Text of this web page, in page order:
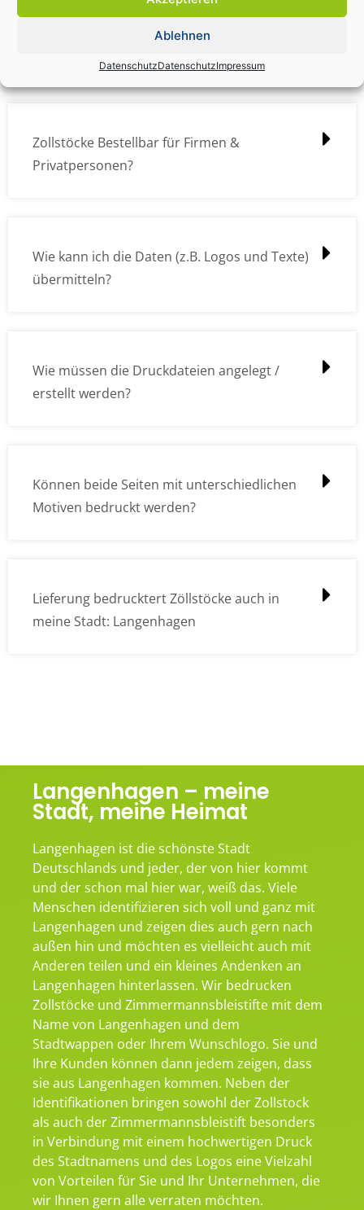
Ablehnen
DatenschutzDatenschutzImpressum
Zollstock Druckdatencheck / Profidatencheck
Zollstöcke Bestellbar für Firmen &
Privatpersonen?
Wie kann ich die Daten (z.B. Logos und Texte)
übermitteln?
Wie müssen die Druckdateien angelegt /
erstellt werden?
Können beide Seiten mit unterschiedlichen
Motiven bedruckt werden?
Lieferung bedrucktert Zöllstöcke auch in
meine Stadt: Langenhagen
Langenhagen – meine
Stadt, meine Heimat
Langenhagen ist die schönste Stadt
Deutschlands und jeder, der von hier kommt
und der schon mal hier war, weiß das. Viele
Menschen identifizieren sich voll und ganz mit
Langenhagen und zeigen dies auch gern nach
außen hin und möchten es vielleicht auch mit
Anderen teilen und ein kleines Andenken an
Langenhagen hinterlassen. Wir bedrucken
Zollstöcke und Zimmermannsbleistifte mit dem
Name von Langenhagen und dem
Stadtwappen oder Ihrem Wunschlogo. Sie und
Ihre Kunden können dann jedem zeigen, dass
sie aus Langenhagen kommen. Neben der
Identifikationen bringen sowohl der Zollstock
als auch der Zimmermannsbleistift besonders
in Verbindung mit einem hochwertigen Druck
des Stadtnamens und des Logos eine Vielzahl
von Vorteilen für Sie und Ihr Unternehmen, die
wir Ihnen gern alle verraten möchten.